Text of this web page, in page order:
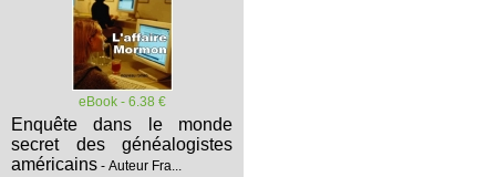
eBook - 6.38 €
Enquête dans le monde
secret des généalogistes
américains - Auteur Fra...